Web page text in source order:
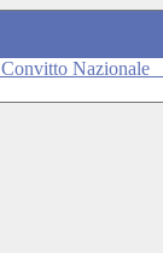
Convitto Nazionale